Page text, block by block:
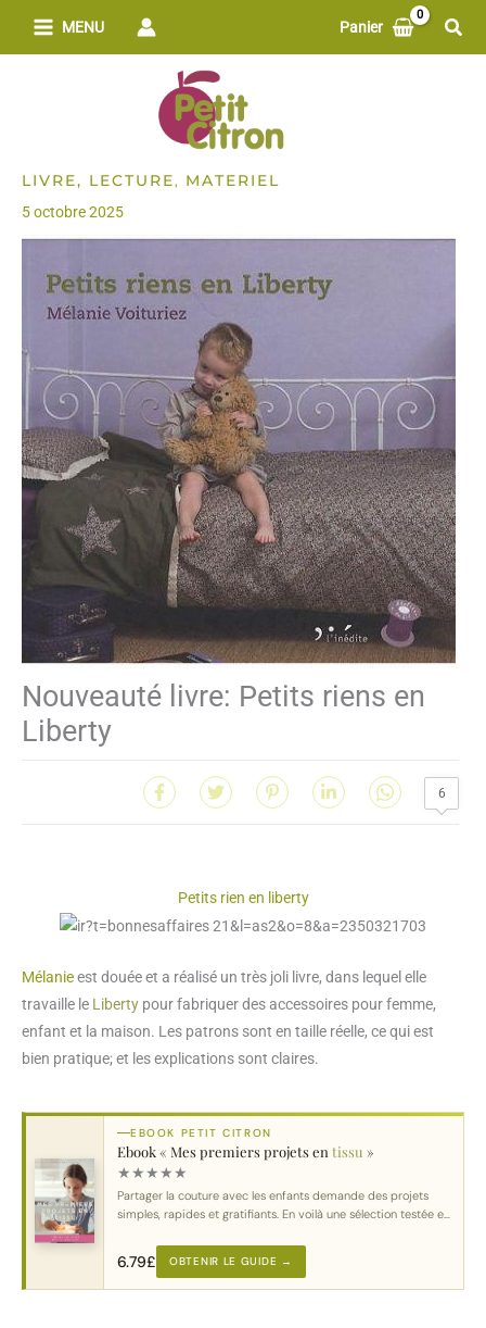
MENU Panier
LIVRE, LECTURE, MATERIEL
5 octobre 2025
Nouveauté livre: Petits riens en
Liberty
6
Petits rien en liberty
Mélanieest douée et a réalisé un très joli livre, dans lequel elle
travaille le Liberty pour fabriquer des accessoires pour femme,
enfant et la maison. Les patrons sont en taille réelle, ce qui est
bien pratique; et les explications sont claires.
EBOOK PETIT CITRON
Ebook « Mes premiers projets en tissu »
★★★★★
Partager la couture avec les enfants demande des projets
simples, rapides et gratifiants. En voilà une sélection testée et
6.79£ OBTENIR LE GUIDE →